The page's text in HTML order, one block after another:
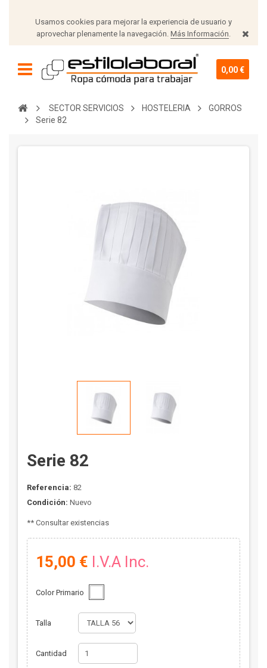
Usamos cookies para mejorar la experiencia de usuario y
aprovechar plenamente la navegación. Más Información.
0,00 €
SECTOR SERVICIOS HOSTELERIA
GORROS
Serie 82
Serie 82
Referencia: 82
Condición: Nuevo
** Consultar existencias
15,00 € I.V.A Inc.
Color Primario
Talla
Cantidad